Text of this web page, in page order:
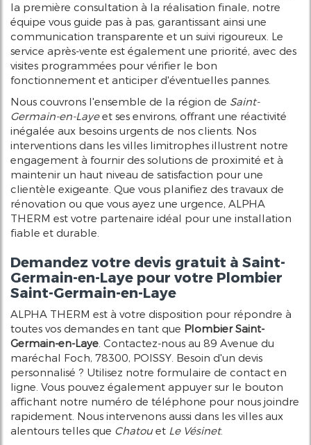
la première consultation à la réalisation finale, notre
équipe vous guide pas à pas, garantissant ainsi une
communication transparente et un suivi rigoureux. Le
service après-vente est également une priorité, avec des
visites programmées pour vérifier le bon
fonctionnement et anticiper d'éventuelles pannes.
Nous couvrons l'ensemble de la région de Saint-
Germain-en-Layeet ses environs, offrant une réactivité
inégalée aux besoins urgents de nos clients. Nos
interventions dans les villes limitrophes illustrent notre
engagement à fournir des solutions de proximité et à
maintenir un haut niveau de satisfaction pour une
clientèle exigeante. Que vous planifiez des travaux de
rénovation ou que vous ayez une urgence, ALPHA
THERM est votre partenaire idéal pour une installation
fiable et durable.
Demandez votre devis gratuit à Saint-
Germain-en-Laye pour votre Plombier
Saint-Germain-en-Laye
ALPHA THERM est à votre disposition pour répondre à
toutes vos demandes en tant que Plombier Saint-
Germain-en-Laye . Contactez-nous au 89 Avenue du
maréchal Foch, 78300, POISSY. Besoin d'un devis
personnalisé ? Utilisez notre formulaire de contact en
ligne. Vous pouvez également appuyer sur le bouton
affichant notre numéro de téléphone pour nous joindre
rapidement. Nous intervenons aussi dans les villes aux
alentours telles que Chatouet Le Vésinet.